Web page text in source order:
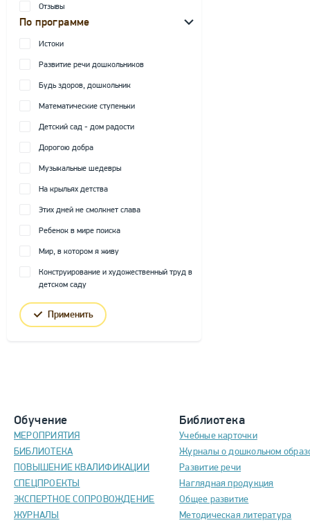
Отзывы
По программе
Истоки
Развитие речи дошкольников
Будь здоров, дошкольник
Математические ступеньки
Детский сад - дом радости
Дорогою добра
Музыкальные шедевры
На крыльях детства
Этих дней не смолкнет слава
Ребенок в мире поиска
Мир, в котором я живу
Конструирование и художественный труд в
детском саду
Применить
Обучение
МЕРОПРИЯТИЯ
БИБЛИОТЕКА
ПОВЫШЕНИЕ КВАЛИФИКАЦИИ
СПЕЦПРОЕКТЫ
ЭКСПЕРТНОЕ СОПРОВОЖДЕНИЕ
ЖУРНАЛЫ
Библиотека
Учебные карточки
Журналы о дошкольном
Развитие речи
Наглядная продукция
Общее развитие
Методическая литература